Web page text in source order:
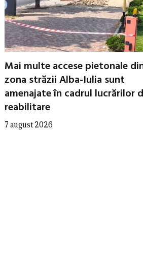
Mai multe accese pietonale
zona străzii Alba-Iulia sunt
amenajate în cadrul lucrărilor
reabilitare
7 august 2026